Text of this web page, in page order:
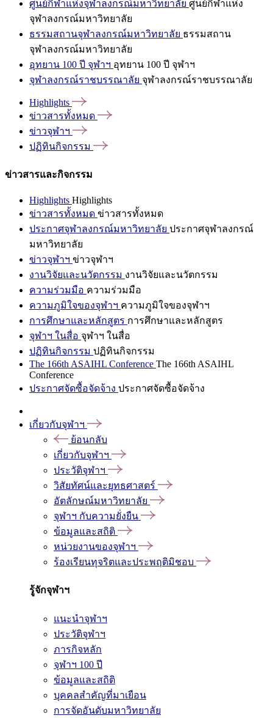
ศูนย์กีฬาแห่งจุฬาลงกรณ์มหาวิทยาลัย ศูนย์กีฬาแห่ง
จุฬาลงกรณ์มหาวิทยาลัย
ธรรมสถานจุฬาลงกรณ์มหาวิทยาลัย ธรรมสถาน
จุฬาลงกรณ์มหาวิทยาลัย
อุทยาน 100 ปี จุฬาฯ อุทยาน 100 ปี จุฬาฯ
จุฬาลงกรณ์ราชบรรณาลัย จุฬาลงกรณ์ราชบรรณาลัย
Highlights
ข่าวสารทั้งหมด
ข่าวจุฬาฯ
ปฏิทินกิจกรรม
ข่าวสารและกิจกรรม
Highlights Highlights
ข่าวสารทั้งหมด ข่าวสารทั้งหมด
ประกาศจุฬาลงกรณ์มหาวิทยาลัย ประกาศจุฬาลงกรณ์
มหาวิทยาลัย
ข่าวจุฬาฯ ข่าวจุฬาฯ
งานวิจัยและนวัตกรรม งานวิจัยและนวัตกรรม
ความร่วมมือ ความร่วมมือ
ความภูมิใจของจุฬาฯ ความภูมิใจของจุฬาฯ
การศึกษาและหลักสูตร การศึกษาและหลักสูตร
จุฬาฯ ในสื่อ จุฬาฯ ในสื่อ
ปฏิทินกิจกรรม ปฏิทินกิจกรรม
The 166th ASAIHL Conference The 166th ASAIHL
Conference
ประกาศจัดซื้อจัดจ้าง ประกาศจัดซื้อจัดจ้าง
เกี่ยวกับจุฬาฯ
ย้อนกลับ
เกี่ยวกับจุฬาฯ
ประวัติจุฬาฯ
วิสัยทัศน์และยุทธศาสตร์
อัตลักษณ์มหาวิทยาลัย
จุฬาฯ กับความยั่งยืน
ข้อมูลและสถิติ
หน่วยงานของจุฬาฯ
ร้องเรียนทุจริตและประพฤติมิชอบ
รู้จักจุฬาฯ
แนะนำจุฬาฯ
ประวัติจุฬาฯ
ภารกิจหลัก
จุฬาฯ 100 ปี
ข้อมูลและสถิติ
บุคคลสำคัญที่มาเยือน
การจัดอันดับมหาวิทยาลัย